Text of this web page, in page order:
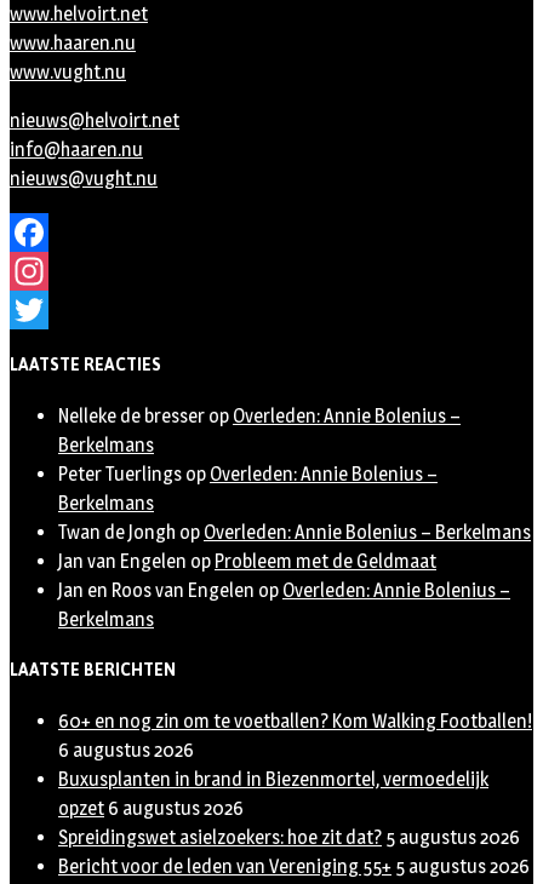
www.helvoirt.net
www.haaren.nu
www.vught.nu
nieuws@helvoirt.net
info@haaren.nu
nieuws@vught.nu
Facebook
Instagram
LAATSTE REACTIES
Nelleke de bresser op Overleden: Annie Bolenius –
Berkelmans
Peter Tuerlings op Overleden: Annie Bolenius –
Berkelmans
Twan de Jongh op Overleden: Annie Bolenius – Berkelmans
Jan van Engelen op Probleem met de Geldmaat
Jan en Roos van Engelen op Overleden: Annie Bolenius –
Berkelmans
LAATSTE BERICHTEN
60+ en nog zin om te voetballen? Kom Walking Footballen!
6 augustus 2026
Buxusplanten in brand in Biezenmortel, vermoedelijk
opzet 6 augustus 2026
Spreidingswet asielzoekers: hoe zit dat? 5 augustus 2026
Bericht voor de leden van Vereniging 55+ 5 augustus 2026